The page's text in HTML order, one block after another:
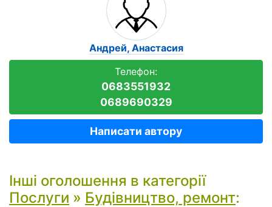
Андрей, Анастасия
Телефон:
0683551932
0689690329
Написати автору
Інші оголошення в категорії
Послуги » Будівництво, ремонт: